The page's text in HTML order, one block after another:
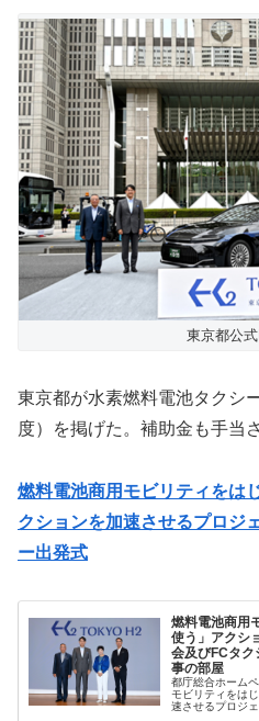
東京都公
東京都が水素燃料電池タクシ
度）を掲げた。補助金も手当
燃料電池商用モビリティをは
クションを加速させるプロジ
ー出発式
燃料電池商用
使う」アクシ
会及びFCタ
事の部屋
都庁総合ホーム
モビリティをは
速させるプロジ